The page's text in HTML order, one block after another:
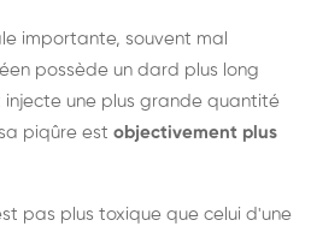
importante, souvent mal
possède un dard plus long
injecte une plus grande quantité
piqûre est objectivement plus
pas plus toxique que celui d'une